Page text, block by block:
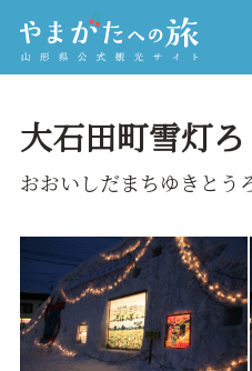
大石田町雪灯
おおいしだまちゆきとう